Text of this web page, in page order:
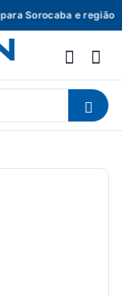
Sorocaba e região